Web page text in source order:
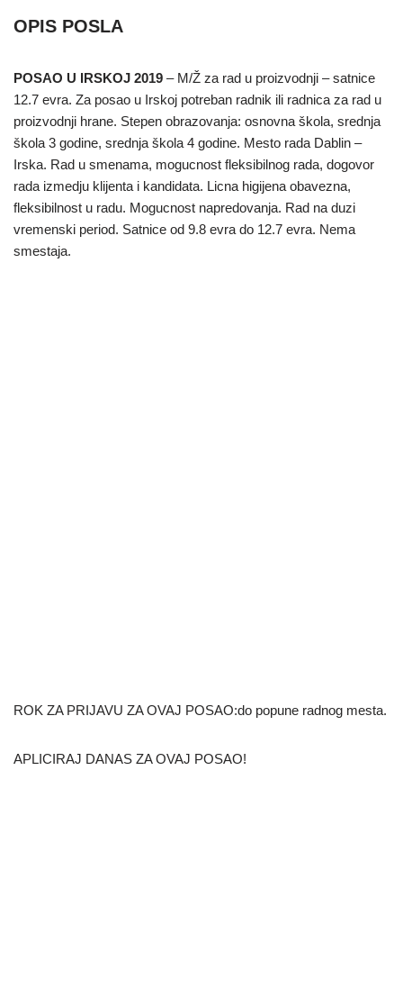
OPIS POSLA
POSAO U IRSKOJ 2019 – M/Ž za rad u proizvodnji – satnice
12.7 evra. Za posao u Irskoj potreban radnik ili radnica za rad u
proizvodnji hrane. Stepen obrazovanja: osnovna škola, srednja
škola 3 godine, srednja škola 4 godine. Mesto rada Dablin –
Irska. Rad u smenama, mogucnost fleksibilnog rada, dogovor
rada izmedju klijenta i kandidata. Licna higijena obavezna,
fleksibilnost u radu. Mogucnost napredovanja. Rad na duzi
vremenski period. Satnice od 9.8 evra do 12.7 evra. Nema
smestaja.
ROK ZA PRIJAVU ZA OVAJ POSAO:do popune radnog mesta.
APLICIRAJ DANAS ZA OVAJ POSAO!